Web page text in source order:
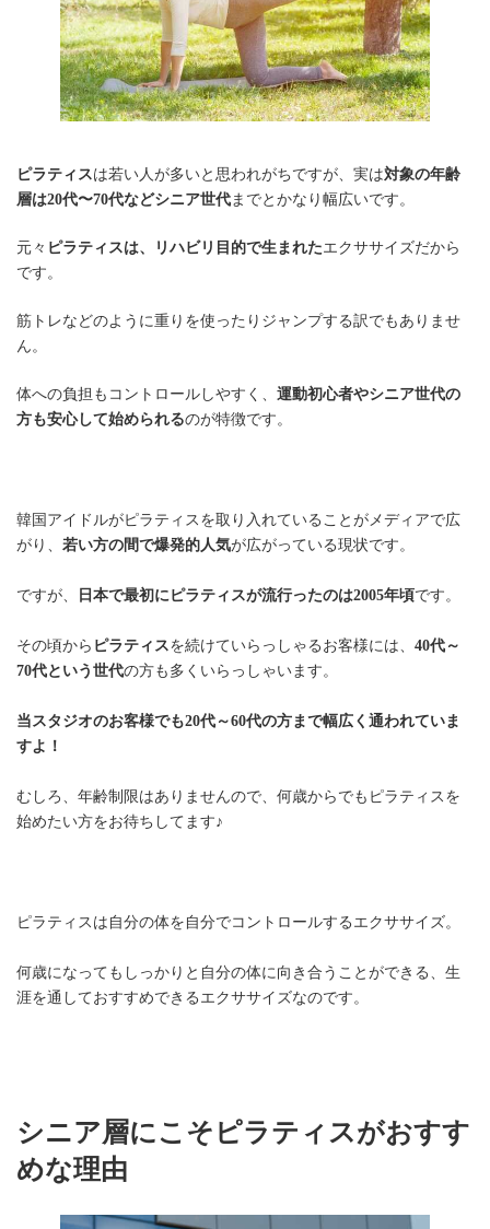
ピラティスは若い人が多いと思われがちですが、実は対象の年齢
層は20代〜70代などシニア世代 までとかなり幅広いです。
元々 ピラティスは、リハビリ目的で生まれたエクササイズだから
です。
筋トレなどのように重りを使ったりジャンプする訳でもありませ
ん。
体への負担もコントロールしやすく、 運動初心者やシニア世代の
方も安心して始められるのが特徴です。
韓国アイドルがピラティスを取り入れていることがメディアで広
がり、 若い方の間で爆発的人気が広がっている現状です。
ですが、 日本で最初にピラティスが流行ったのは2005年頃です。
その頃から ピラティスを続けていらっしゃるお客様には、 40代～
70代という世代の方も多くいらっしゃいます。
当スタジオのお客様でも20代～60代の方まで幅広く通われていま
すよ！
むしろ、年齢制限はありませんので、何歳からでもピラティスを
始めたい方をお待ちしてます♪
ピラティスは自分の体を自分でコントロールするエクササイズ。
何歳になってもしっかりと自分の体に向き合うことができる、生
涯を通しておすすめできるエクササイズなのです。
シニア層にこそピラティスがおすす
めな理由